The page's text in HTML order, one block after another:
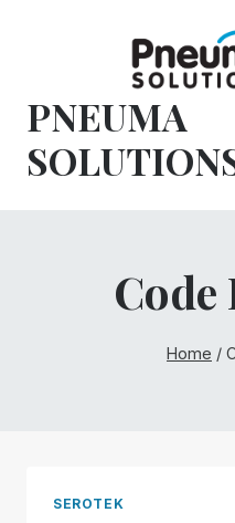
conteúdo
PNEUMA
Code
Home /
SEROTEK